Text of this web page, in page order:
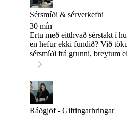
Sérsmíði & sérverkefni
30 mín
Ertu með eitthvað sérstakt í
en hefur ekki fundið? Við
sérsmíði frá grunni, breytum
bætum þá eða hvað sem er.
Ráðgjöf - Giftingarhringar